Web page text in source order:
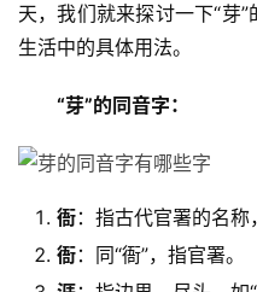
天，我们就来探讨一下“芽
生活中的具体用法。
“芽”的同音字：
衙：指古代官署的名称
衙：同“衙”，指官署。